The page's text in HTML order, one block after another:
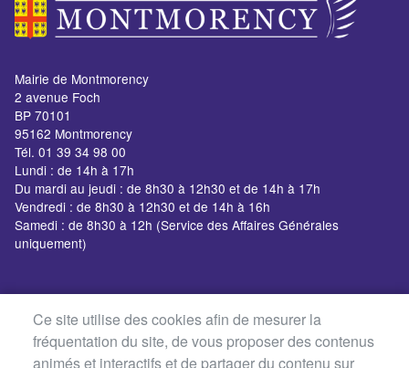
Mairie de Montmorency
2 avenue Foch
BP 70101
95162 Montmorency
Tél. 01 39 34 98 00
Lundi : de 14h à 17h
Du mardi au jeudi : de 8h30 à 12h30 et de 14h à 17h
Vendredi : de 8h30 à 12h30 et de 14h à 16h
Samedi : de 8h30 à 12h (Service des Affaires Générales
uniquement)
Ce site utilise des cookies afin de mesurer la
fréquentation du site, de vous proposer des contenus
animés et interactifs et de partager du contenu sur